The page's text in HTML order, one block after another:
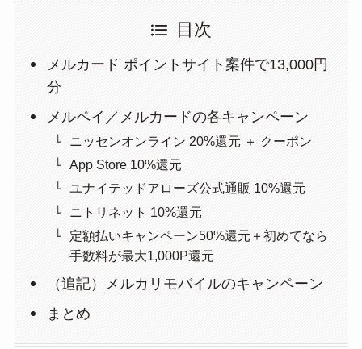
目次
メルカード ポイントサイト案件で13,000円
分
メルペイ／メルカードの各キャンペーン
ニッセンオンライン 20%還元 ＋ クーポン
App Store 10%還元
ユナイテッドアローズ公式通販 10%還元
ニトリネット 10%還元
定額払いキャンペーン50%還元＋初めてなら
手数料が最大1,000P還元
（追記）メルカリモバイルのキャンペーン
まとめ